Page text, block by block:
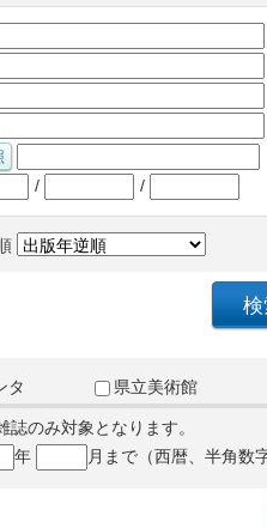
/ /
タ
県立美術館
のみ対象となります。
年 月まで（西暦、半角数字